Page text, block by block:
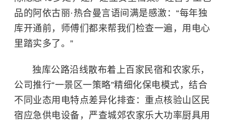
品的阿依古丽·热合曼言语间满是感激：“每年独
库开通前，师傅们都来帮我们检查一遍，用电心
里踏实多了。”
独库公路沿线散布着上百家民宿和农家乐，
公司推行“一景区一策略”精细化保电模式，结合
不同业态用电特点差异化排查：重点核验山区民
宿应急供电设备，严查城郊农家乐大功率厨具用